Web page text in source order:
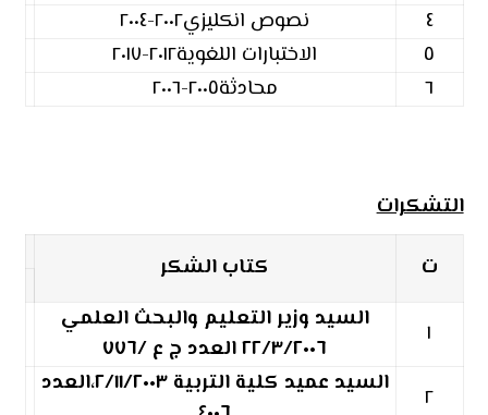
٤
نصوص انكليزي٢٠٠٢-٢٠٠٤
٥
الاختبارات اللغوية٢٠١٢-٢٠١٧
٦
محادثة٢٠٠٥-٢٠٠٦
التشكرات
ت
كتاب الشكر
١
السيد وزير التعليم والبحث العلمي
٢٢/٣/٢٠٠٦ العدد ج ع /٧٧٦
٢
السيد عميد كلية التربية ٢/١١/٢٠٠٣
،العدد